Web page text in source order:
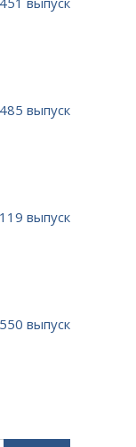
выпуск
выпуск
выпуск